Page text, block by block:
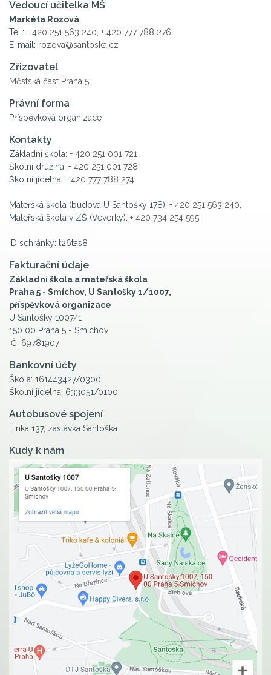
Vedoucí učitelka MŠ
Markéta Rozová
Tel.: + 420 251 563 240 + 420 777 788 276
E-mail: rozova@santoska.cz
Zřizovatel
Městská část Praha 5
Právní forma
Příspěvková organizace
Kontakty
Základní škola: + 420 251 001 721
Školní družina: + 420 251 001 728
Školní jídelna: + 420 777 788 274
Mateřská škola (budova U Santošky 178): + 420 251 563 240
Mateřská škola v ZŠ (Veverky): + 420 734 254 595
ID schránky: t26tas8
Fakturační údaje
Základní škola a mateřská škola
Praha 5 - Smíchov, U Santošky 1/1007,
příspěvková organizace
U Santošky 1007/1
150 00 Praha 5 - Smíchov
IČ: 69781907
Bankovní účty
Škola: 161443427/0300
Školní jídelna: 633051/0100
Autobusové spojení
Linka 137, zastávka Santoška
Kudy k nám